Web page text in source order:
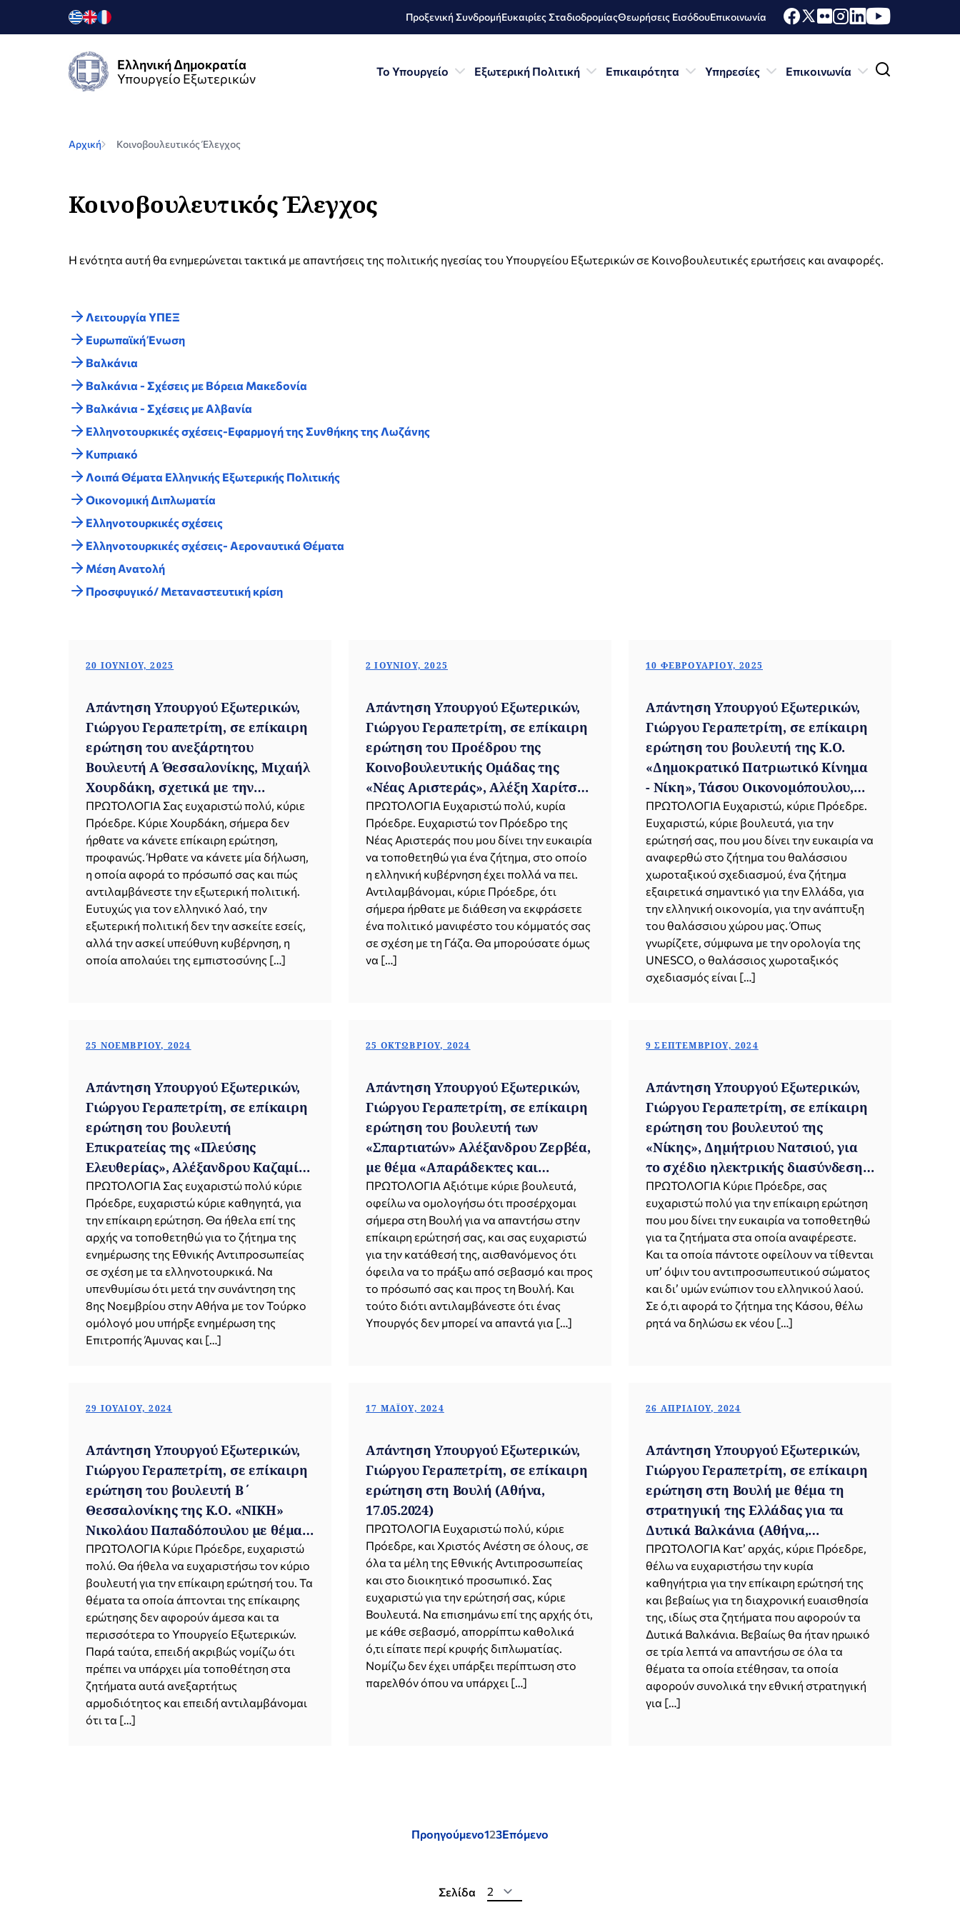
Προξενική ΣυνδρομήΕυκαιρίες ΣταδιοδρομίαςΘεωρήσεις ΕισόδουΕπικοινωνία
Ελληνική Δημοκρατία
Υπουργείο Εξωτερικών
Το Υπουργείο Εξωτερική Πολιτική Επικαιρότητα Υπηρεσίες Επικοινωνία
Αρχική Κοινοβουλευτικός Έλεγχος
Κοινοβουλευτικός Έλεγχος
Η ενότητα αυτή θα ενημερώνεται τακτικά με απαντήσεις της πολιτικής ηγεσίας του Υπουργείου Εξωτερικών σε Κοινοβουλευτικές ερωτήσεις και αναφορές.
Λειτουργία ΥΠΕΞ
Ευρωπαϊκή Ένωση
Βαλκάνια
Βαλκάνια - Σχέσεις με Βόρεια Μακεδονία
Βαλκάνια - Σχέσεις με Αλβανία
Ελληνοτουρκικές σχέσεις-Εφαρμογή της Συνθήκης της Λωζάνης
Κυπριακό
Λοιπά Θέματα Ελληνικής Εξωτερικής Πολιτικής
Οικονομική Διπλωματία
Ελληνοτουρκικές σχέσεις
Ελληνοτουρκικές σχέσεις- Αεροναυτικά Θέματα
Μέση Ανατολή
Προσφυγικό/ Μεταναστευτική κρίση
20 ΙΟΥΝΊΟΥ, 2025
Απάντηση Υπουργού Εξωτερικών,
Γιώργου Γεραπετρίτη, σε επίκαιρη
ερώτηση του ανεξάρτητου
Βουλευτή Α΄ Θεσσαλονίκης, Μιχαήλ
Χουρδάκη, σχετικά με την
ηλεκτρική διασύνδεση Κρήτης-
Κύπρου (Βουλή, 20.06.2025)
ΠΡΩΤΟΛΟΓΙΑ Σας ευχαριστώ πολύ, κύριε
Πρόεδρε. Κύριε Χουρδάκη, σήμερα δεν
ήρθατε να κάνετε επίκαιρη ερώτηση,
προφανώς. Ήρθατε να κάνετε μία δήλωση,
η οποία αφορά το πρόσωπό σας και πώς
αντιλαμβάνεστε την εξωτερική πολιτική.
Ευτυχώς για τον ελληνικό λαό, την
εξωτερική πολιτική δεν την ασκείτε εσείς,
αλλά την ασκεί υπεύθυνη κυβέρνηση, η
οποία απολαύει της εμπιστοσύνης […]
2 ΙΟΥΝΊΟΥ, 2025
Απάντηση Υπουργού Εξωτερικών,
Γιώργου Γεραπετρίτη, σε επίκαιρη
ερώτηση του Προέδρου της
Κοινοβουλευτικής Ομάδας της
«Νέας Αριστεράς», Αλέξη Χαρίτση,
σχετικά με την κατάσταση στη
Λωρίδα της Γάζας (Βουλή,
02.06.2025)
ΠΡΩΤΟΛΟΓΙΑ Ευχαριστώ πολύ, κυρία
Πρόεδρε. Ευχαριστώ τον Πρόεδρο της
Νέας Αριστεράς που μου δίνει την ευκαιρία
να τοποθετηθώ για ένα ζήτημα, στο οποίο
η ελληνική κυβέρνηση έχει πολλά να πει.
Αντιλαμβάνομαι, κύριε Πρόεδρε, ότι
σήμερα ήρθατε με διάθεση να εκφράσετε
ένα πολιτικό μανιφέστο του κόμματός σας
σε σχέση με τη Γάζα. Θα μπορούσατε όμως
να […]
10 ΦΕΒΡΟΥΑΡΊΟΥ, 2025
Απάντηση Υπουργού Εξωτερικών,
Γιώργου Γεραπετρίτη, σε επίκαιρη
ερώτηση του βουλευτή της Κ.Ο.
«Δημοκρατικό Πατριωτικό Κίνημα
- Νίκη», Τάσου Οικονομόπουλου,
σχετικά με τον θαλάσσιο
χωροταξικό σχεδιασμό (Βουλή,
10.02.2025)
ΠΡΩΤΟΛΟΓΙΑ Ευχαριστώ, κύριε Πρόεδρε.
Ευχαριστώ, κύριε βουλευτά, για την
ερώτησή σας, που μου δίνει την ευκαιρία να
αναφερθώ στο ζήτημα του θαλάσσιου
χωροταξικού σχεδιασμού, ένα ζήτημα
εξαιρετικά σημαντικό για την Ελλάδα, για
την ελληνική οικονομία, για την ανάπτυξη
του θαλάσσιου χώρου μας. Όπως
γνωρίζετε, σύμφωνα με την ορολογία της
UNESCO, ο θαλάσσιος χωροταξικός
σχεδιασμός είναι […]
25 ΝΟΕΜΒΡΊΟΥ, 2024
Απάντηση Υπουργού Εξωτερικών,
Γιώργου Γεραπετρίτη, σε επίκαιρη
ερώτηση του βουλευτή
Επικρατείας της «Πλεύσης
Ελευθερίας», Αλέξανδρου Καζαμία
(Βουλή, 25.11.2024)
ΠΡΩΤΟΛΟΓΙΑ Σας ευχαριστώ πολύ κύριε
Πρόεδρε, ευχαριστώ κύριε καθηγητά, για
την επίκαιρη ερώτηση. Θα ήθελα επί της
αρχής να τοποθετηθώ για το ζήτημα της
ενημέρωσης της Εθνικής Αντιπροσωπείας
σε σχέση με τα ελληνοτουρκικά. Να
υπενθυμίσω ότι μετά την συνάντηση της
8ης Νοεμβρίου στην Αθήνα με τον Τούρκο
ομόλογό μου υπήρξε ενημέρωση της
Επιτροπής Άμυνας και […]
25 ΟΚΤΩΒΡΊΟΥ, 2024
Απάντηση Υπουργού Εξωτερικών,
Γιώργου Γεραπετρίτη, σε επίκαιρη
ερώτηση του βουλευτή των
«Σπαρτιατών» Αλέξανδρου Ζερβέα,
με θέμα «Απαράδεκτες και
αντεθνικές θέσεις από την
επικεφαλής του ΕΛΙΑΜΕΠ κα
Μαρία Γαβουνέλη» (25.10.2024)
ΠΡΩΤΟΛΟΓΙΑ Αξιότιμε κύριε βουλευτά,
οφείλω να ομολογήσω ότι προσέρχομαι
σήμερα στη Βουλή για να απαντήσω στην
επίκαιρη ερώτησή σας, και σας ευχαριστώ
για την κατάθεσή της, αισθανόμενος ότι
όφειλα να το πράξω από σεβασμό και προς
το πρόσωπό σας και προς τη Βουλή. Και
τούτο διότι αντιλαμβάνεστε ότι ένας
Υπουργός δεν μπορεί να απαντά για […]
9 ΣΕΠΤΕΜΒΡΊΟΥ, 2024
Απάντηση Υπουργού Εξωτερικών,
Γιώργου Γεραπετρίτη, σε επίκαιρη
ερώτηση του βουλευτού της
«Νίκης», Δημήτριου Νατσιού, για
το σχέδιο ηλεκτρικής διασύνδεσης
Κύπρου - Κρήτης (Βουλή,
09.09.2024)
ΠΡΩΤΟΛΟΓΙΑ Κύριε Πρόεδρε, σας
ευχαριστώ πολύ για την επίκαιρη ερώτηση
που μου δίνει την ευκαιρία να τοποθετηθώ
για τα ζητήματα στα οποία αναφέρεστε.
Και τα οποία πάντοτε οφείλουν να τίθενται
υπ’ όψιν του αντιπροσωπευτικού σώματος
και δι’ υμών ενώπιον του ελληνικού λαού.
Σε ό,τι αφορά το ζήτημα της Κάσου, θέλω
ρητά να δηλώσω εκ νέου […]
29 ΙΟΥΛΊΟΥ, 2024
Απάντηση Υπουργού Εξωτερικών,
Γιώργου Γεραπετρίτη, σε επίκαιρη
ερώτηση του βουλευτή Β΄
Θεσσαλονίκης της Κ.Ο. «ΝΙΚΗ»
Νικολάου Παπαδόπουλου με θέμα:
«Η δράση του κόμματος ΚΙΕΦ στη
Θράκη» (29.07.2024)
ΠΡΩΤΟΛΟΓΙΑ Κύριε Πρόεδρε, ευχαριστώ
πολύ. Θα ήθελα να ευχαριστήσω τον κύριο
βουλευτή για την επίκαιρη ερώτησή του. Τα
θέματα τα οποία άπτονται της επίκαιρης
ερώτησης δεν αφορούν άμεσα και τα
περισσότερα το Υπουργείο Εξωτερικών.
Παρά ταύτα, επειδή ακριβώς νομίζω ότι
πρέπει να υπάρχει μία τοποθέτηση στα
ζητήματα αυτά ανεξαρτήτως
αρμοδιότητος και επειδή αντιλαμβάνομαι
ότι τα […]
17 ΜΑΪ́ΟΥ, 2024
Απάντηση Υπουργού Εξωτερικών,
Γιώργου Γεραπετρίτη, σε επίκαιρη
ερώτηση στη Βουλή (Αθήνα,
17.05.2024)
ΠΡΩΤΟΛΟΓΙΑ Ευχαριστώ πολύ, κύριε
Πρόεδρε, και Χριστός Ανέστη σε όλους, σε
όλα τα μέλη της Εθνικής Αντιπροσωπείας
και στο διοικητικό προσωπικό. Σας
ευχαριστώ για την ερώτησή σας, κύριε
Βουλευτά. Να επισημάνω επί της αρχής ότι,
με κάθε σεβασμό, απορρίπτω καθολικά
ό,τι είπατε περί κρυφής διπλωματίας.
Νομίζω δεν έχει υπάρξει περίπτωση στο
παρελθόν όπου να υπάρχει […]
26 ΑΠΡΙΛΊΟΥ, 2024
Απάντηση Υπουργού Εξωτερικών,
Γιώργου Γεραπετρίτη, σε επίκαιρη
ερώτηση στη Βουλή με θέμα τη
στρατηγική της Ελλάδας για τα
Δυτικά Βαλκάνια (Αθήνα,
26.04.2024)
ΠΡΩΤΟΛΟΓΙΑ Κατ’ αρχάς, κύριε Πρόεδρε,
θέλω να ευχαριστήσω την κυρία
καθηγήτρια για την επίκαιρη ερώτησή της
και βεβαίως για τη διαχρονική ευαισθησία
της, ιδίως στα ζητήματα που αφορούν τα
Δυτικά Βαλκάνια. Βεβαίως θα ήταν ηρωικό
σε τρία λεπτά να απαντήσω σε όλα τα
θέματα τα οποία ετέθησαν, τα οποία
αφορούν συνολικά την εθνική στρατηγική
για […]
Posts
Προηγούμενο123Επόμενο
Σελίδα